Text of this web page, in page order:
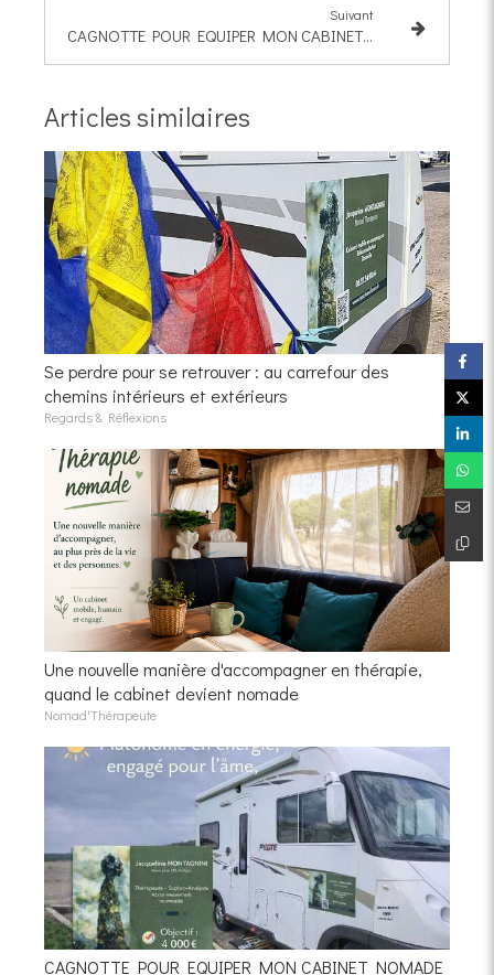
Suivant
CAGNOTTE POUR EQUIPER MON CABINET NOMADE
Articles similaires
Se perdre pour se retrouver : au carrefour des
chemins intérieurs et extérieurs
Regards & Réflexions
Une nouvelle manière d'accompagner en thérapie,
quand le cabinet devient nomade
Nomad'Thérapeute
CAGNOTTE POUR EQUIPER MON CABINET NOMADE